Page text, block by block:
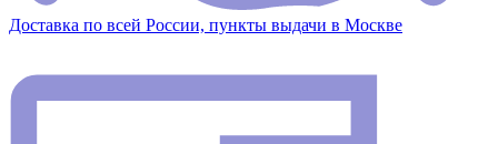
Доставка по всей России, пункты выдачи в Москве